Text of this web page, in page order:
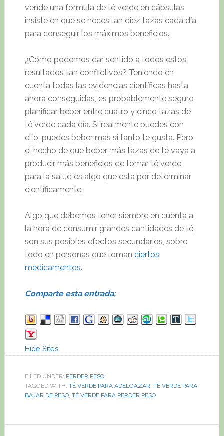
vende una fórmula de té verde en cápsulas
insiste en que se necesitan diez tazas cada día
para conseguir los máximos beneficios.
¿Cómo podemos dar sentido a todos estos
resultados tan conflictivos? Teniendo en
cuenta todas las evidencias científicas hasta
ahora conseguidas, es probablemente seguro
planificar beber entre cuatro y cinco tazas de
té verde cada día. Si realmente puedes con
ello, puedes beber más si tanto te gusta. Pero
el hecho de que beber más tazas de té vaya a
producir más beneficios de tomar té verde
para la salud es algo que está por determinar
científicamente.
Algo que debemos tener siempre en cuenta a
la hora de consumir grandes cantidades de té,
son sus posibles efectos secundarios, sobre
todo en personas que toman ciertos
medicamentos.
Comparte esta entrada;
Hide Sites
FILED UNDER: PERDER PESO
TAGGED WITH: TÉ VERDE PARA ADELGAZAR, TÉ VERDE PARA
BAJAR DE PESO, TÉ VERDE PARA PERDER PESO